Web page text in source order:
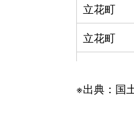
立花町
立花町
二里町
※出典：国